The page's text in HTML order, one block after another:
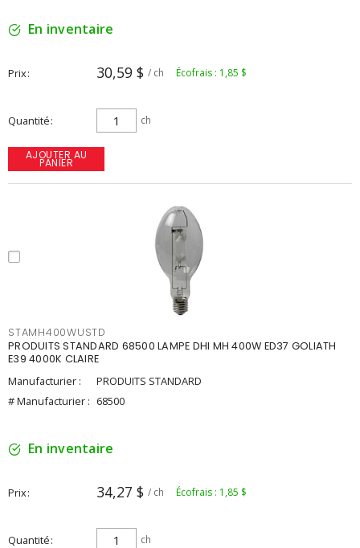
En inventaire
Prix 30,59 $ / ch Écofrais : 1,85 $
Quantité ch
AJOUTER AU
PANIER
STAMH400WUSTD
PRODUITS STANDARD 68500 LAMPE DHI MH 400W ED37 GOLIATH
E39 4000K CLAIRE
Manufacturier :
PRODUITS STANDARD
# Manufacturier : 68500
En inventaire
Prix 34,27 $ / ch Écofrais : 1,85 $
Quantité ch